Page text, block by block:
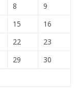
8
9
15
16
22
23
29
30